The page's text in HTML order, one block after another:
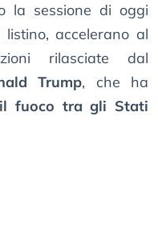
la sessione di oggi
accelerano al
rilasciate dal
Trump, che ha
fuoco tra gli Stati